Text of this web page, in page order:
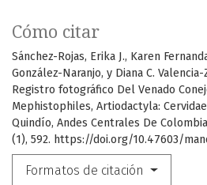
Cómo citar
Sánchez-Rojas, Erika J., Karen
González-Naranjo, y Diana C.
Registro fotográfico Del Venado
Mephistophiles, Artiodactyla:
Quindío, Andes Centrales De
(1), 592. https://doi.org/10.47603/
Formatos de citación